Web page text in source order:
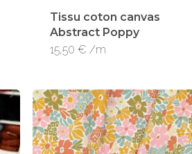
Tissu coton canvas
Abstract Poppy
15,50 € /m